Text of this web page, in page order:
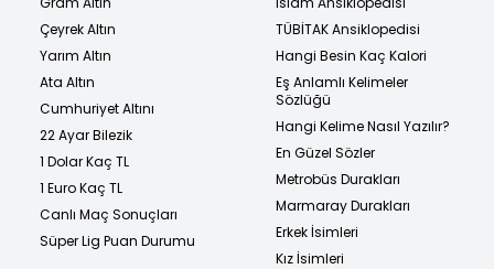
Çeyrek Altın
Yarım Altın
Ata Altın
Cumhuriyet Altını
22 Ayar Bilezik
1 Dolar Kaç TL
1 Euro Kaç TL
Canlı Maç Sonuçları
Süper Lig Puan Durumu
TÜBİTAK Ansiklopedisi
Hangi Besin Kaç Kalori
Eş Anlamlı Kelimeler
Sözlüğü
Hangi Kelime Nasıl Yazılır?
En Güzel Sözler
Metrobüs Durakları
Marmaray Durakları
Erkek İsimleri
Kız İsimleri